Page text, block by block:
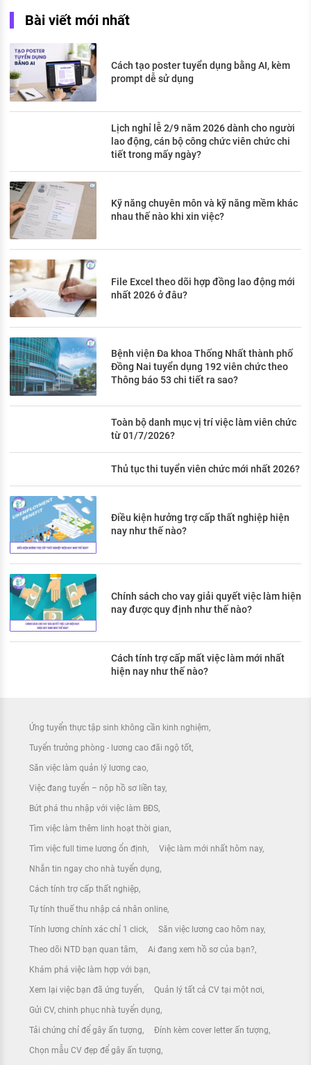
Bài viết mới nhất
Cách tạo poster tuyển dụng bằng AI, kèm
prompt dễ sử dụng
Lịch nghỉ lễ 2/9 năm 2026 dành cho người
lao động, cán bộ công chức viên chức chi
tiết trong mấy ngày?
Kỹ năng chuyên môn và kỹ năng mềm khác
nhau thế nào khi xin việc?
File Excel theo dõi hợp đồng lao động mới
nhất 2026 ở đâu?
Bệnh viện Đa khoa Thống Nhất thành phố
Đồng Nai tuyển dụng 192 viên chức theo
Thông báo 53 chi tiết ra sao?
Toàn bộ danh mục vị trí việc làm viên chức
từ 01/7/2026?
Thủ tục thi tuyển viên chức mới nhất 2026?
Điều kiện hưởng trợ cấp thất nghiệp hiện
nay như thế nào?
Chính sách cho vay giải quyết việc làm hiện
nay được quy định như thế nào?
Cách tính trợ cấp mất việc làm mới nhất
hiện nay như thế nào?
Ứng tuyển thực tập sinh không cần kinh nghiệm
Tuyển trưởng phòng - lương cao đãi ngộ tốt
Săn việc làm quản lý lương cao
Việc đang tuyển – nộp hồ sơ liền tay
Bứt phá thu nhập với việc làm BĐS
Tìm việc làm thêm linh hoạt thời gian
Tìm việc full time lương ổn định Việc làm mới nhất hôm nay
Nhắn tin ngay cho nhà tuyển dụng
Cách tính trợ cấp thất nghiệp
Tự tính thuế thu nhập cá nhân online
Tính lương chính xác chỉ 1 click Săn việc lương cao hôm nay
Theo dõi NTD bạn quan tâm Ai đang xem hồ sơ của bạn?
Khám phá việc làm hợp với bạn
Xem lại việc bạn đã ứng tuyển Quản lý tất cả CV tại một nơi
Gửi CV, chinh phục nhà tuyển dụng
Tải chứng chỉ để gây ấn tượng Đính kèm cover letter ấn tượng
Chọn mẫu CV đẹp để gây ấn tượng